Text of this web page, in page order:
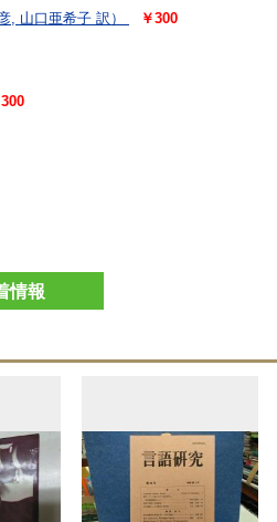
, 山口亜希子 訳）
￥300
300
情報